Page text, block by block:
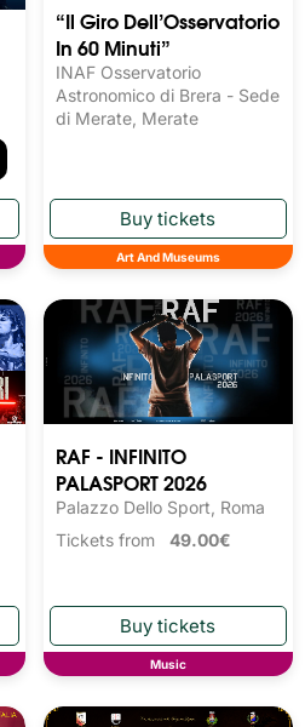
“Il Giro Dell’Osservatorio
In 60 Minuti”
INAF Osservatorio
Astronomico di Brera - Sede
di Merate, Merate
Art And Museums
RAF - INFINITO
PALASPORT 2026
Palazzo Dello Sport, Roma
Tickets from 49.00€
Music